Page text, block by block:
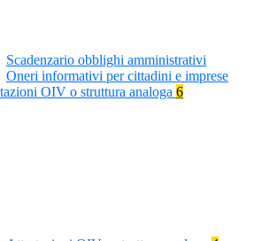
Scadenzario obblighi amministrativi
Oneri informativi per cittadini e imprese
OIV o struttura analoga 6